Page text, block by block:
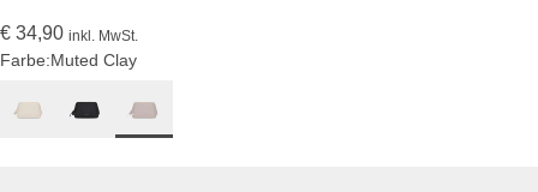
€ 34,90 inkl. MwSt.
Farbe:Muted Clay